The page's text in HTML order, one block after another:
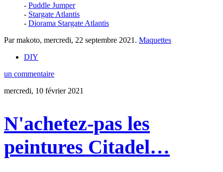
- Puddle Jumper
- Stargate Atlantis
- Diorama Stargate Atlantis
Par makoto, mercredi, 22 septembre 2021 . Maquettes
DIY
un commentaire
mercredi, 10 février 2021
N'achetez-pas les
peintures Citadel…